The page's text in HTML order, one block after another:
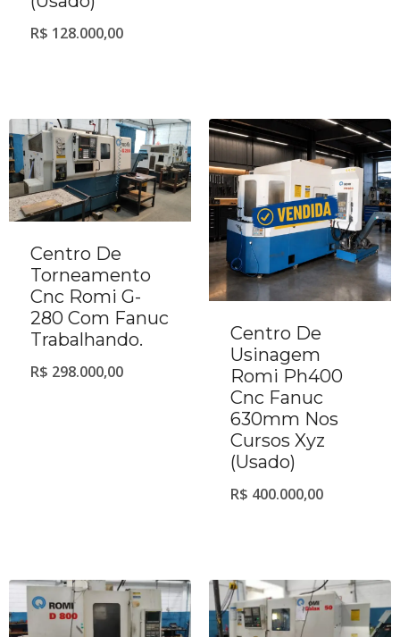
R$ 128.000,00
Centro De
Torneamento
Cnc Romi G-
280 Com Fanuc
Trabalhando.
R$ 298.000,00
Centro De
Usinagem
Romi Ph400
Cnc Fanuc
630mm Nos
Cursos Xyz
(Usado)
R$ 400.000,00